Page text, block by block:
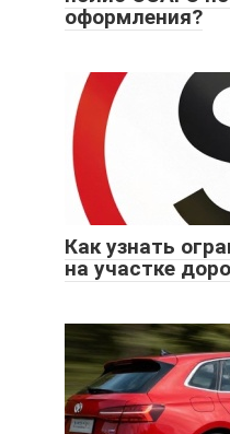
оформления?
Как узнать
на участке